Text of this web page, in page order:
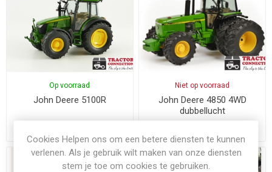
Op voorraad
John Deere 5100R
Niet op voorraad
John Deere 4850 4WD
dubbellucht
Cookies Helpen ons om een betere diensten te kunnen
verlenen. Als je gebruik wilt maken van onze diensten
stem je toe om cookies te gebruiken.